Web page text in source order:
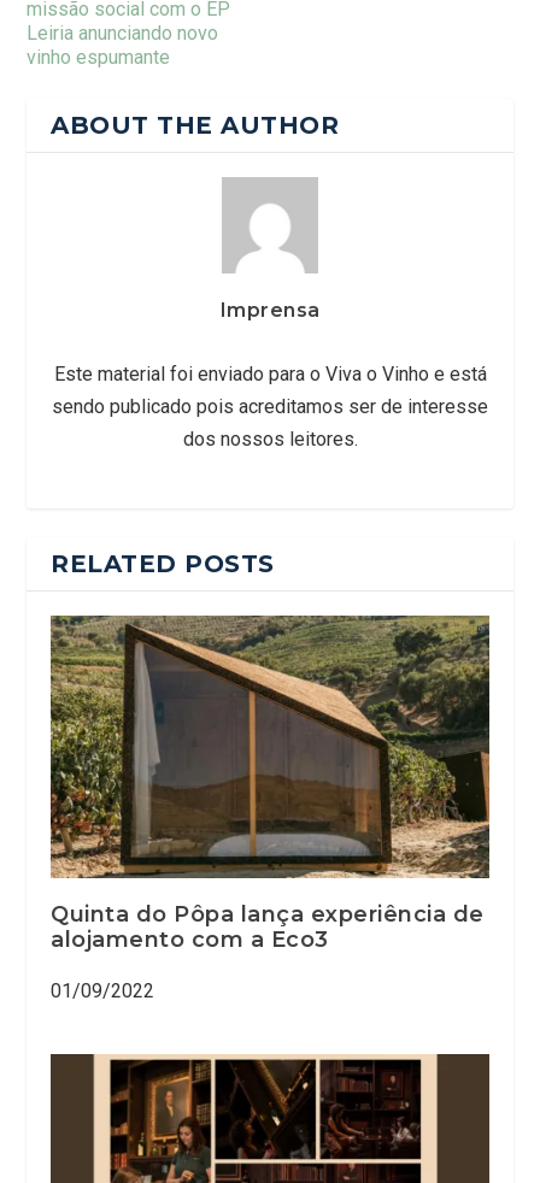
missão social com o EP
Leiria anunciando novo
vinho espumante
ABOUT THE AUTHOR
Imprensa
Este material foi enviado para o Viva o Vinho e está
sendo publicado pois acreditamos ser de interesse
dos nossos leitores.
RELATED POSTS
Quinta do Pôpa lança experiência de
alojamento com a Eco3
01/09/2022